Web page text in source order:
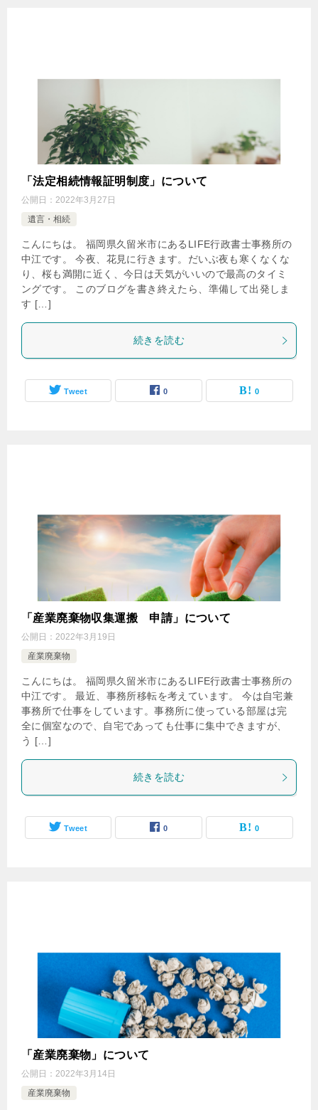
「法定相続情報証明制度」について
公開日： 2022年3月27日
遺言・相続
こんにちは。 福岡県久留米市にあるLIFE行政書士事務所の
中江です。 今夜、花見に行きます。だいぶ夜も寒くなくな
り、桜も満開に近く、今日は天気がいいので最高のタイミ
ングです。 このブログを書き終えたら、準備して出発しま
す […]
続きを読む
Tweet 0 0
「産業廃棄物収集運搬 申請」について
公開日： 2022年3月19日
産業廃棄物
こんにちは。 福岡県久留米市にあるLIFE行政書士事務所の
中江です。 最近、事務所移転を考えています。 今は自宅兼
事務所で仕事をしています。事務所に使っている部屋は完
全に個室なので、自宅であっても仕事に集中できますが、
う […]
続きを読む
Tweet 0 0
「産業廃棄物」について
公開日： 2022年3月14日
産業廃棄物